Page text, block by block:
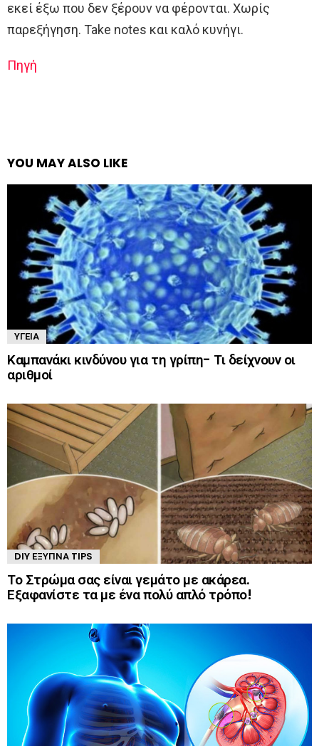
εκεί έξω που δεν ξέρουν να φέρονται. Χωρίς
παρεξήγηση. Take notes και καλό κυνήγι.
Πηγή
YOU MAY ALSO LIKE
ΥΓΕΊΑ
Καμπανάκι κινδύνου για τη γρίπη- Τι δείχνουν οι
αριθμοί
DIY ΈΞΥΠΝΑ TIPS
Το Στρώμα σας είναι γεμάτο με ακάρεα.
Εξαφανίστε τα με ένα πολύ απλό τρόπο!